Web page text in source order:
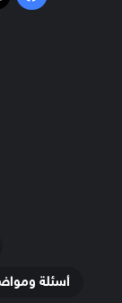
أسئلة